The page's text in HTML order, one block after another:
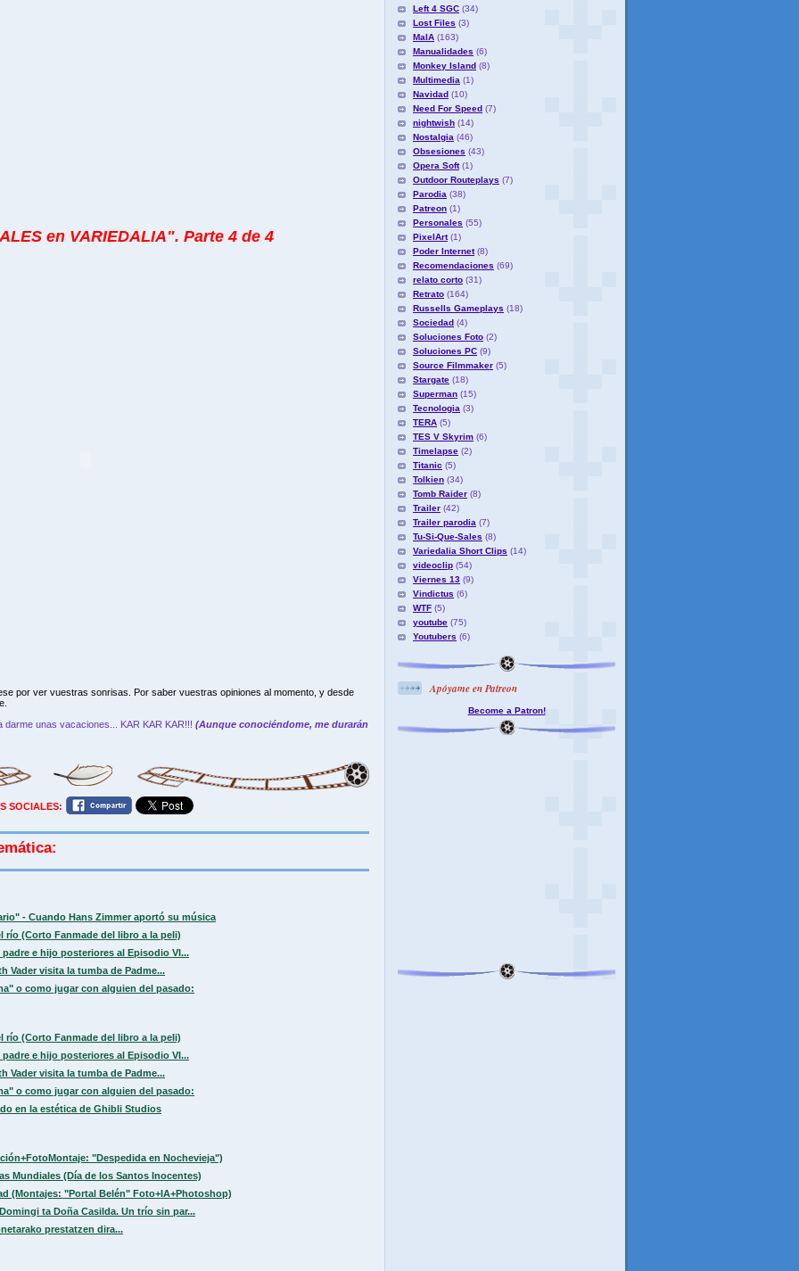
en VARIEDALIA". Parte 4 de 4
por ver vuestras sonrisas. Por saber vuestras opiniones al momento, y desde
darme unas vacaciones... KAR KAR KAR!!! (Aunque conociéndome, me durarán
SOCIALES:
- Cuando Hans Zimmer aportó su música
río (Corto Fanmade del libro a la peli)
e hijo posteriores al Episodio VI...
Vader visita la tumba de Padme...
o como jugar con alguien del pasado:
río (Corto Fanmade del libro a la peli)
e hijo posteriores al Episodio VI...
Vader visita la tumba de Padme...
o como jugar con alguien del pasado:
en la estética de Ghibli Studios
"Despedida en Nochevieja")
Mundiales (Día de los Santos Inocentes)
(Montajes: "Portal Belén" Foto+IA+Photoshop)
ta Doña Casilda. Un trío sin par...
prestatzen dira...
Left 4 SGC (34)
Lost Files (3)
MaIA (163)
Manualidades (6)
Monkey Island (8)
Multimedia (1)
Navidad (10)
Need For Speed (7)
nightwish (14)
Nostalgia (46)
Obsesiones (43)
Opera Soft (1)
Outdoor Routeplays (7)
Parodia (38)
Patreon (1)
Personales (55)
PixelArt (1)
Poder Internet (8)
Recomendaciones (69)
relato corto (31)
Retrato (164)
Russells Gameplays (18)
Sociedad (4)
Soluciones Foto (2)
Soluciones PC (9)
Source Filmmaker (5)
Stargate (18)
Superman (15)
Tecnologia (3)
TERA (5)
TES V Skyrim (6)
Timelapse (2)
Titanic (5)
Tolkien (34)
Tomb Raider (8)
Trailer (42)
Trailer parodia (7)
Tu-Si-Que-Sales (8)
Variedalia Short Clips (14)
videoclip (54)
Viernes 13 (9)
Vindictus (6)
WTF (5)
youtube (75)
Youtubers (6)
Apóyame en Patreon
Become a Patron!